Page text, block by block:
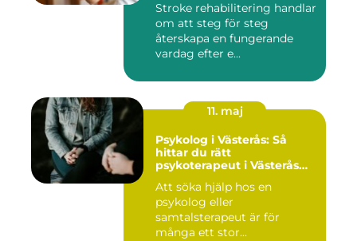
Stroke rehabilitering handlar
om att steg för steg
återskapa en fungerande
vardag efter e...
11. maj
Psykolog i Västerås: Så
hittar du rätt
psykoterapeut i Västerås
Att söka hjälp hos en
psykolog eller
samtalsterapeut är för
många ett stor...